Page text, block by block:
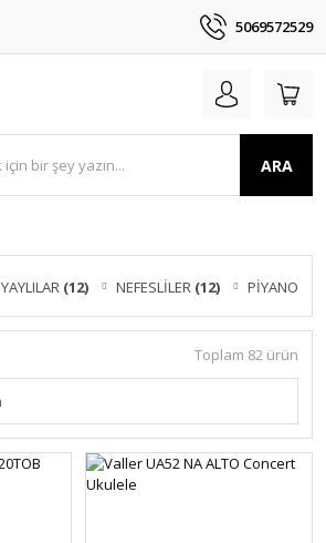
5069572529
ARA
YAYLILAR (12) NEFESLİLER (12) PİYANOLAR
Toplam 82 ürün